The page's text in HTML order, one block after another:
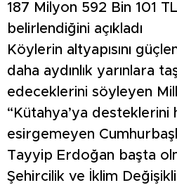
187 Milyon 592 Bin 101
belirlendiğini açıkladı
Köylerin altyapısını
daha aydınlık yarınlara
edeceklerini söyleyen
“Kütahya’ya desteklerini
esirgemeyen
Tayyip Erdoğan başta
Şehircilik ve İklim